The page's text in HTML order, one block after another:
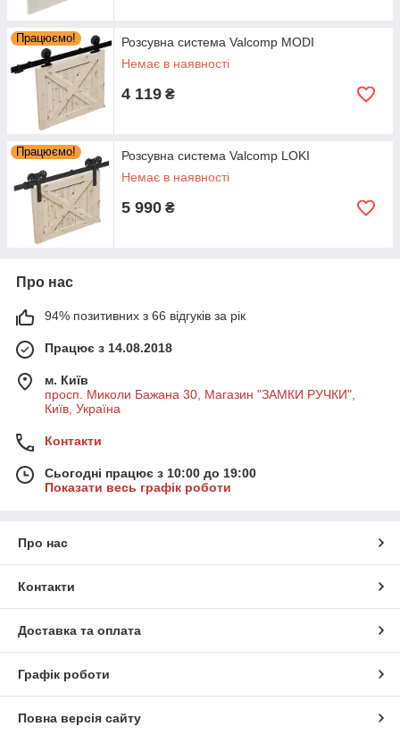
Працюємо!
Розсувна система Valcomp MODI
Немає в наявності
4 119 ₴
Працюємо!
Розсувна система Valcomp LOKI
Немає в наявності
5 990 ₴
Про нас
94% позитивних з 66 відгуків за рік
Працює з 14.08.2018
м. Київ
просп. Миколи Бажана 30, Магазин "ЗАМКИ РУЧКИ",
Київ, Україна
Контакти
Сьогодні працює з 10:00 до 19:00
Показати весь графік роботи
Про нас
Контакти
Доставка та оплата
Графік роботи
Повна версія сайту